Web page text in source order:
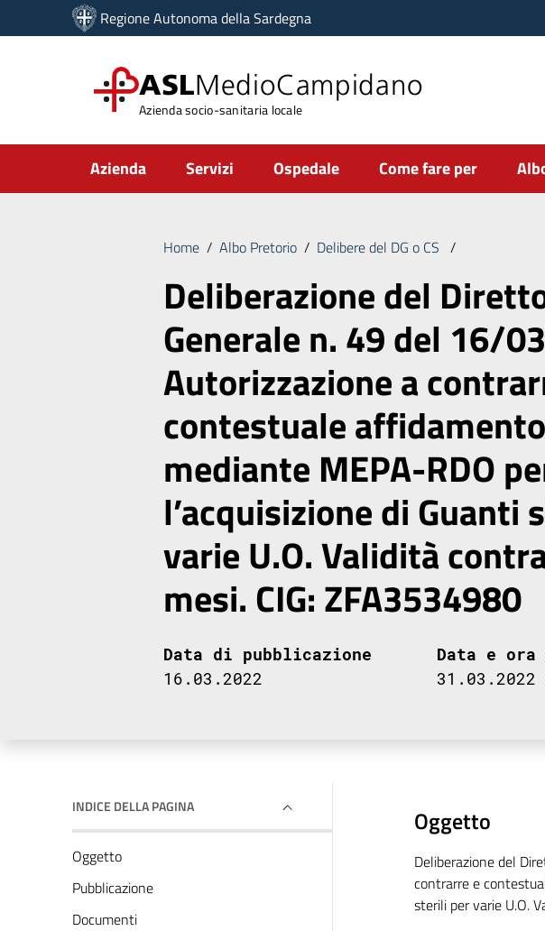
Vai ai contenuti
Vai al menu di navigazione
Regione Autonoma della Sardegna
ASLMedioCampidano
Azienda socio-sanitaria locale
Submenu
Azienda Servizi Ospedale Come fare per
Home / Albo Pretorio / Delibere del DG o CS /
Deliberazione del
Generale n. 49 del 16/
Autorizzazione a
contestuale affidamento
mediante MEPA-RDO
l’acquisizione di Guanti
varie U.O. Validità
mesi. CIG: ZFA3534980
Data di pubblicazione
16.03.2022
Data e ora
INDICE DELLA PAGINA
Oggetto
Pubblicazione
Documenti
Oggetto
Deliberazione del
contrarre e
sterili per varie U.O.